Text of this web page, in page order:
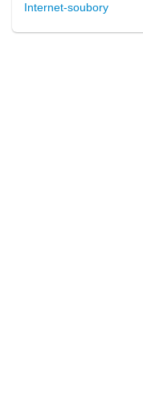
Internet-soubory